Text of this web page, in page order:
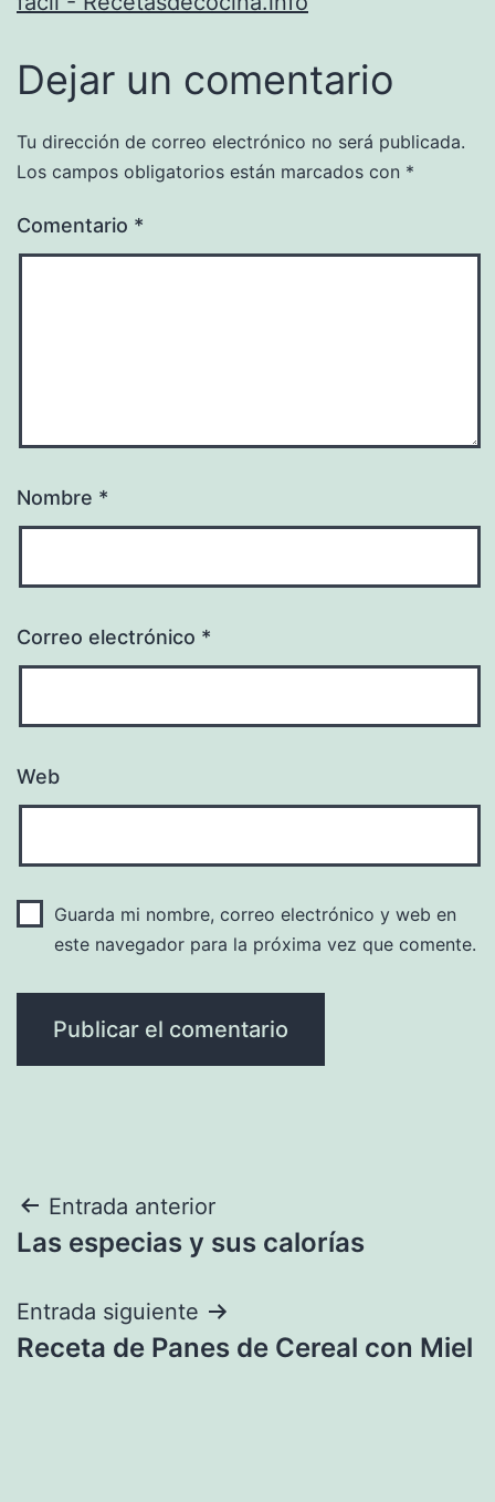
Dejar un comentario
Tu dirección de correo electrónico no será publicada.
Los campos obligatorios están marcados con *
Comentario *
Nombre *
Correo electrónico *
Web
Guarda mi nombre, correo electrónico y web en
este navegador para la próxima vez que comente.
Navegación
de
entradas
Entrada anterior
Las especias y sus calorías
Entrada siguiente
Receta de Panes de Cereal con Miel